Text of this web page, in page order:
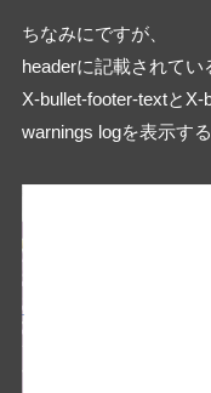
ちなみにですが、
headerに記載されてい
X-bullet-footer-textと
warnings logを表示す